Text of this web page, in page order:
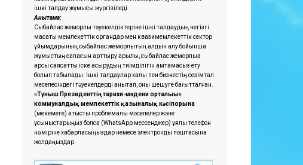
ішкі талдау жұмысы жүргізіледі.
Анықтама:
Сыбайлас жемқорлық тәуекелдіктеріне ішкі талдаудың негізгі
мақсаты мемлекеттік органдар мен квазимемлекеттік сектор
ұйымдарының сыбайлас жемқорлықтың алдын алу бойынша
жұмыстың сапасын арттыру арқылы, сыбайлас жемқорлыққа
қарсы саясатты іске асырудың тиімділігін қамтамасыз ету
болып табылады. Ішкі талдаулар халық пен бизнестің сезімтал
меселесіндегі тәуекелдерді анықтап, оны шешуге бағытталған.
«Тұнғыш Президенттің тарихи-мәдени орталығы»
коммуналдық мемлекеттік қазыналық кәсіпорынға
(мекемеге) қатысты проблемалық мәселелер және
ұсыныстарыңыз болса (WhatsApp мессенджер) ұялы телефон
нөміріне хабарласыңыздар немесе электрондық поштасына
жолдаңыздар.